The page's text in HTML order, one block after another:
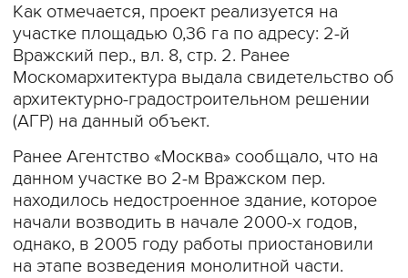
Как отмечается, проект реализуется на
участке площадью 0,36 га по адресу: 2-й
Вражский пер., вл. 8, стр. 2. Ранее
Москомархитектура выдала свидетельство об
архитектурно-градостроительном решении
(АГР) на данный объект.
Ранее Агентство «Москва» сообщало, что на
данном участке во 2-м Вражском пер.
находилось недостроенное здание, которое
начали возводить в начале 2000-х годов,
однако, в 2005 году работы приостановили
на этапе возведения монолитной части.